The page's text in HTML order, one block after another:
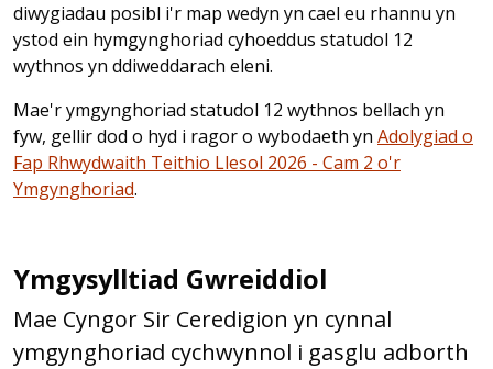
diwygiadau posibl i'r map wedyn yn cael eu rhannu yn
ystod ein hymgynghoriad cyhoeddus statudol 12
wythnos yn ddiweddarach eleni.
Mae'r ymgynghoriad statudol 12 wythnos bellach yn
fyw, gellir dod o hyd i ragor o wybodaeth yn Adolygiad o
Fap Rhwydwaith Teithio Llesol 2026 - Cam 2 o'r
Ymgynghoriad.
Ymgysylltiad Gwreiddiol
Mae Cyngor Sir Ceredigion yn cynnal
ymgynghoriad cychwynnol i gasglu adborth